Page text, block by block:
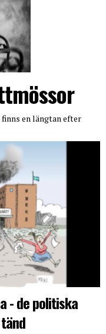
en längtan efter
- de politiska